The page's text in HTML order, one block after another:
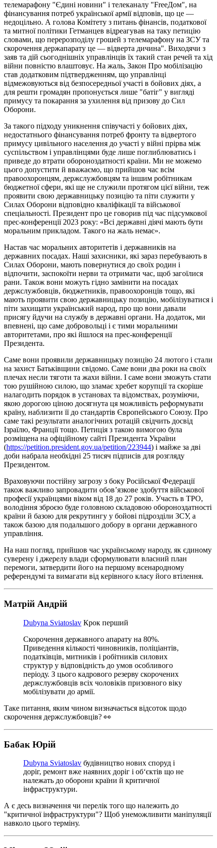
телемарафону "Єдині новини" і телеканалу "FreeДом", на
фінансування потреб української армії відповів, що це —
недоцільно. А голова Комітету з питань фінансів, податкової
та митної політики Гетманцев відреагував на таку петицію
словами, що перерозподілу грошей з телемарафону на ЗСУ та
скорочення держапарату це — відверта дичина". Виходячи з
заяв та дій сьогоднішніх управлінців їх такий стан речей та хід
війни повністю влаштовує. На жаль, Закон Про мобілізацію
став додатковим підтвердженням, що управлінці
відмежовуються від безпосередньої участі в бойових діях, а
для решти громадян пропонується лише "батіг" у вигляді
примусу та покарання за ухилення від призову до Сил
Оборони.
За такого підходу уникнення співучасті у бойових діях,
недостатнього фінансування потреб фронту та відвертого
примусу цивільного населення до участі у війні прірва між
суспільством і управлінцями буде лише поглиблюватись і
приведе до втрати обороноздатності країни. Ми не можемо
цього допустити й вважаємо, що прийшов час всім
правоохоронцям, держслужбовцям та іншим робітникам
бюджетної сфери, які ще не служили протягом цієї війни, теж
проявити свою державницьку позицію та піти служити у
Силах Оборони відповідно кваліфікації та військової
спеціальності. Президент про це говорив під час підсумкової
прес-конференції 2023 року: «Всі державні діячі мають бути
моральним прикладом. Такого на жаль немає».
Настав час моральних авторитетів і державників на
державних посадах. Наші захисники, які зараз перебувають в
Силах Оборони, мають повернутися до своїх родин і
відпочити, заспокоїти нерви та отримати час, щоб загоїлися
рани. Також вони можуть гідно замінити на посадах
держслужбовців, бюджетників, правоохоронців тощо, які
мають проявити свою державницьку позицію, мобілізуватися і
піти захищати український народ, про що вони давали
присягу йдучи на службу в державні органи. На додаток, ми
впевнені, що саме добровольці і є тими моральними
авторитетами, про які йшлося на прес-конференції
Президента.
Саме вони проявили державницьку позицію 24 лютого і стали
на захист Батьківщини свідомо. Саме вони два роки на своїх
плечах несли тяготи та жахи війни. І саме вони зможуть стати
тою рушійною силою, що зламає хребет корупції та скоріше
налагодить порядок в установах та відомствах, розуміючи,
якою дорогою ціною досягнута ця можливість реформувати
країну, наблизити її до стандартів Європейського Союзу. Про
саме такі результати аналогічних ротацій свідчить досвід
Ізраїлю, Франції тощо. Петиція з такою вимогою була
розміщена на офіційному сайті Президента України
(https://petition.president.gov.ua/petition/223944) і майже за дві
доби набрала необхідні 25 тисяч підписів для розгляду
Президентом.
Враховуючи постійну загрозу з боку Російської Федерації
також важливо запровадити обов’язкове здобуття військової
професії українцями віком від 18 до 27 років. Участь в ТРО,
володіння зброєю буде головною складовою обороноздатності
країни й базою для рекрутингу у бойові підрозділи ЗСУ, а
також базою для подальшого добору в органи державного
управління.
На наш погляд, прийшов час українському народу, як єдиному
суверену і джерелу влади сформулювати власний план
перемоги, затвердити його на першому всенародному
референдумі та вимагати від керівного класу його втілення.
Матрій Андрій
Dubyna Sviatoslav Крок перший
Скорочення державного апарату на 80%.
Приведення кількості чиновників, поліціантів,
податківців, митників і робітників силових
структур у відповідність до умов особливого
періоду. З цього кадрового резерву скорочених
держслужбовців всіх чоловіків призовного віку
мобілізувати до армії.
Таке питання, яким чином визначається відсоток щодо
скорочення держслужбовців? 👀
Бабак Юрій
Dubyna Sviatoslav будівництво нових споруд і
доріг, ремонт вже наявних доріг і об‘єктів що не
належать до оборони країни й критичної
інфраструктури.
А є десь визначення чи перелік того що належить до
"критичної інфраструктури"? Щоб унеможливити маніпуляції
навколо цього терміну.